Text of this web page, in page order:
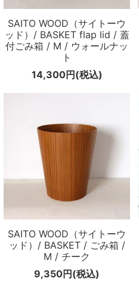
SAITO WOOD（サイトーウ
ッド）/ BASKET flap lid / 蓋
付ごみ箱 / M / ウォールナッ
ト
14,300円(税込)
SAITO WOOD（サイトーウ
ッド）/ BASKET / ごみ箱 /
M / チーク
9,350円(税込)